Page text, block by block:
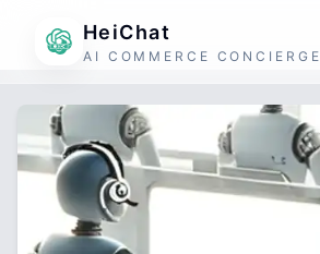
HeiChat
AI COMMERCE CONCIERGE